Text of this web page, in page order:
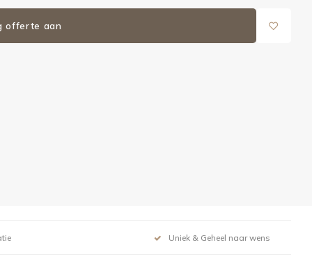
offerte aan
Uniek & Geheel naar wens